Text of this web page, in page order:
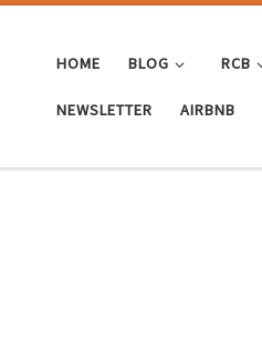
HOME BLOG RCB
NEWSLETTER AIRBNB